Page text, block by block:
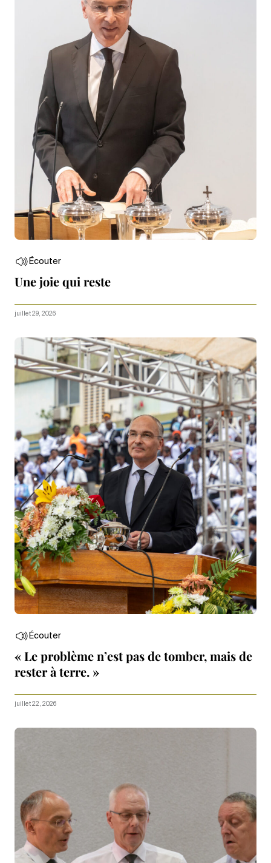
Écouter
Une joie qui reste
juillet 29, 2026
Écouter
« Le problème n’est pas de tomber, mais de
rester à terre. »
juillet 22, 2026